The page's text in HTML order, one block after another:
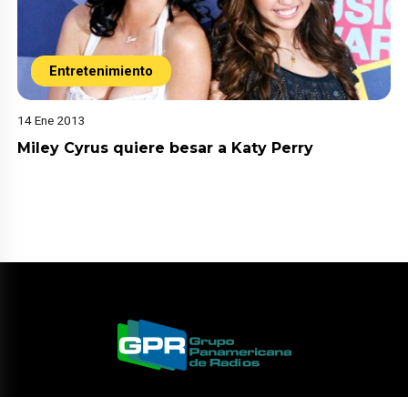
Entretenimiento
14 Ene 2013
Miley Cyrus quiere besar a Katy Perry